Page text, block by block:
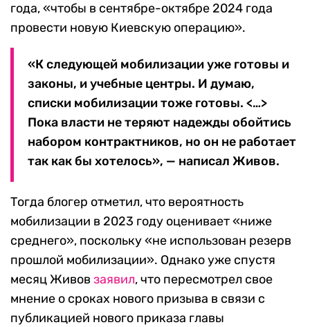
года, «чтобы в сентябре-октябре 2024 года
провести новую Киевскую операцию».
«К следующей мобилизации уже готовы и
законы, и учебные центры. И думаю,
списки мобилизации тоже готовы. <…>
Пока власти не теряют надежды обойтись
набором контрактников, но он не работает
так как бы хотелось», — написал Живов.
Тогда блогер отметил, что вероятность
мобилизации в 2023 году оценивает «ниже
среднего», поскольку «не использован резерв
прошлой мобилизации». Однако уже спустя
месяц Живов заявил, что пересмотрел свое
мнение о сроках нового призыва в связи с
публикацией нового приказа главы